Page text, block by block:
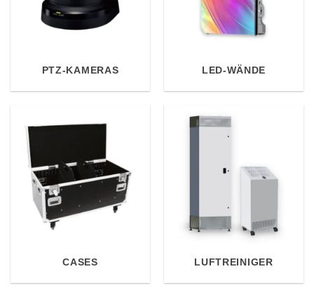
PTZ-KAMERAS LED-WÄNDE
CASES LUFTREINIGER